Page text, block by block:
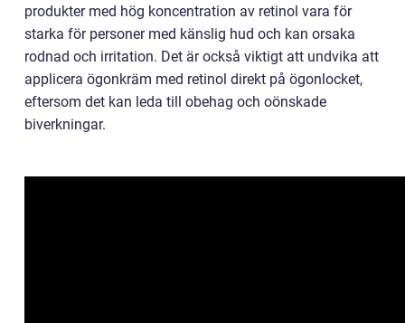
produkter med hög koncentration av retinol vara för
starka för personer med känslig hud och kan orsaka
rodnad och irritation. Det är också viktigt att undvika att
applicera ögonkräm med retinol direkt på ögonlocket,
eftersom det kan leda till obehag och oönskade
biverkningar.